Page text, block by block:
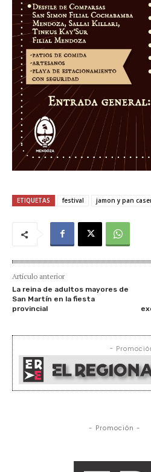
ETIQUETAS festival jamon y pan
Artículo anterior
La reina de adultos mayores de
San Martín en la fiesta
provincial
-
- Promoción -